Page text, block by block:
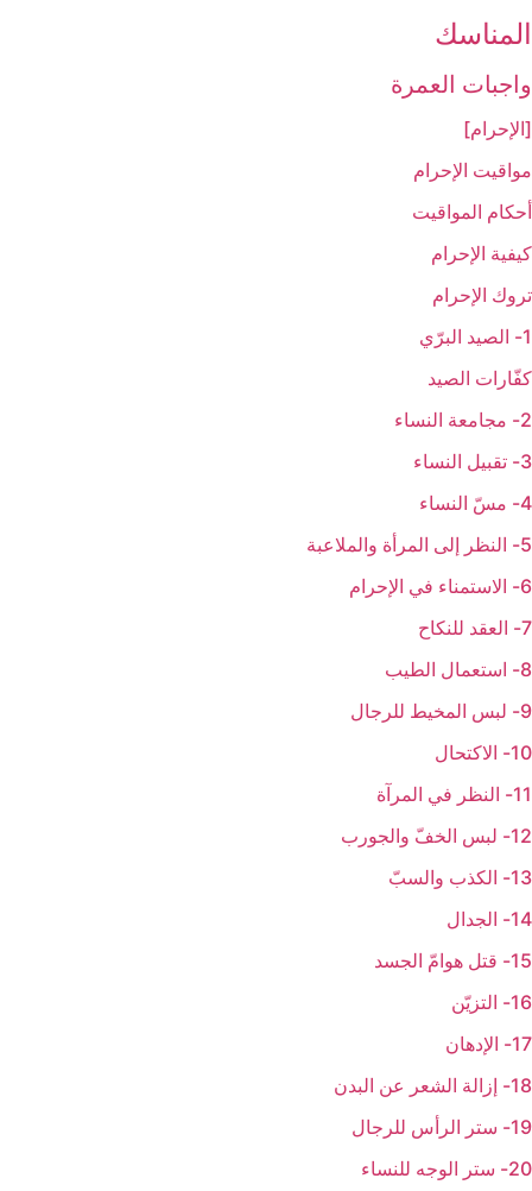
المناسك‏
واجبات العمرة
[الإحرام‏]
مواقيت الإحرام‏
أحكام المواقيت‏
كيفية الإحرام‏
تروك الإحرام‏
1- الصيد البرّي
كفّارات الصيد
2- مجامعة النساء
3- تقبيل النساء
4- مسّ النساء
5- النظر إلى المرأة والملاعبة
6- الاستمناء في الإحرام
7- العقد للنكاح
8- استعمال الطيب
9- لبس المخيط للرجال
10- الاكتحال
11- النظر في المرآة
12- لبس الخفّ والجورب
13- الكذب والسبّ
14- الجدال
15- قتل هوامّ الجسد
16- التزيّن
17- الإدهان
18- إزالة الشعر عن البدن
19- ستر الرأس للرجال
20- ستر الوجه للنساء